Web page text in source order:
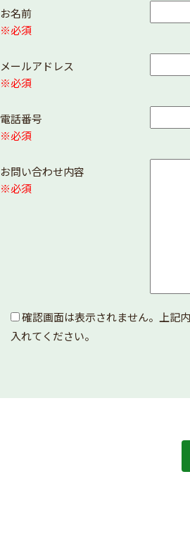
お名前
※必須
メールアドレス
※必須
電話番号
※必須
お問い合わせ内容
※必須
確認画面は表示されません。上記
入れてください。